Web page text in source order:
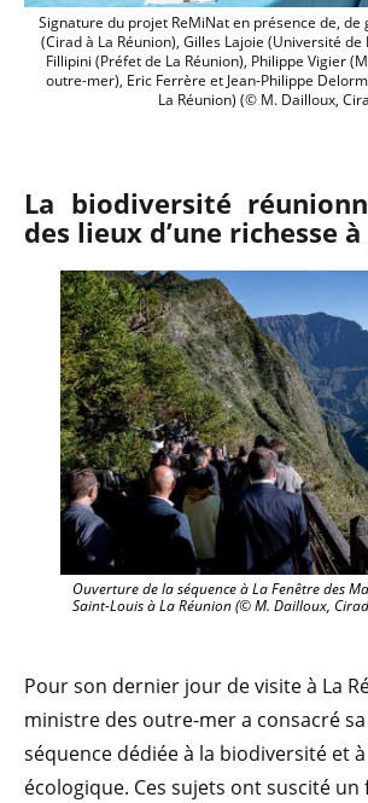
Signature du projet ReMiNat en présence de, de
(Cirad à La Réunion), Gilles Lajoie (Université de
Fillipini (Préfet de La Réunion), Philippe Vigier
outre-mer), Eric Ferrère et Jean-Philippe
La Réunion) (© M. Dailloux,
La biodiversité
des lieux d’une richesse
Ouverture de la séquence à La Fenêtre des
Saint-Louis à La Réunion (© M. Dailloux,
Pour son dernier jour de visite à La
ministre des outre-mer a consacré
séquence dédiée à la biodiversité et
écologique. Ces sujets ont suscité